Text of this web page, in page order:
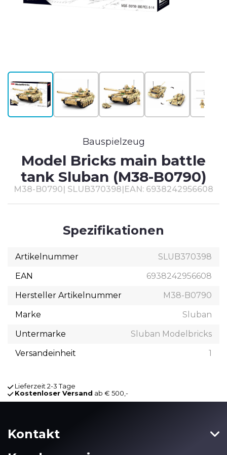
Bauspielzeug
Model Bricks main battle
tank Sluban (M38-B0790)
M38-B0790| SLUB370398|EAN: 6938242956608
Spezifikationen
Artikelnummer
SLUB370398
EAN
6938242956608
Hersteller Artikelnummer
M38-B0790
Marke
Sluban
Untermarke
Sluban Modelbricks
Versandeinheit
1
Lieferzeit 2-3 Tage
Kostenloser Versand ab € 500,-
Kontakt